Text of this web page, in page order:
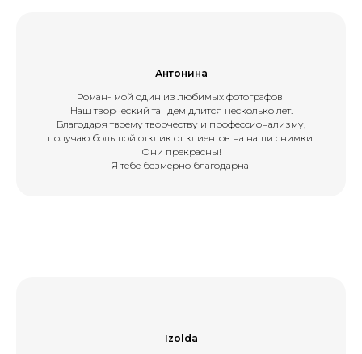
Антонина
Роман- мой один из любимых фотографов!
Наш творческий тандем длится несколько лет.
Благодаря твоему творчеству и профессионализму,
получаю большой отклик от клиентов на наши снимки!
Они прекрасны!
Я тебе безмерно благодарна!
Izolda